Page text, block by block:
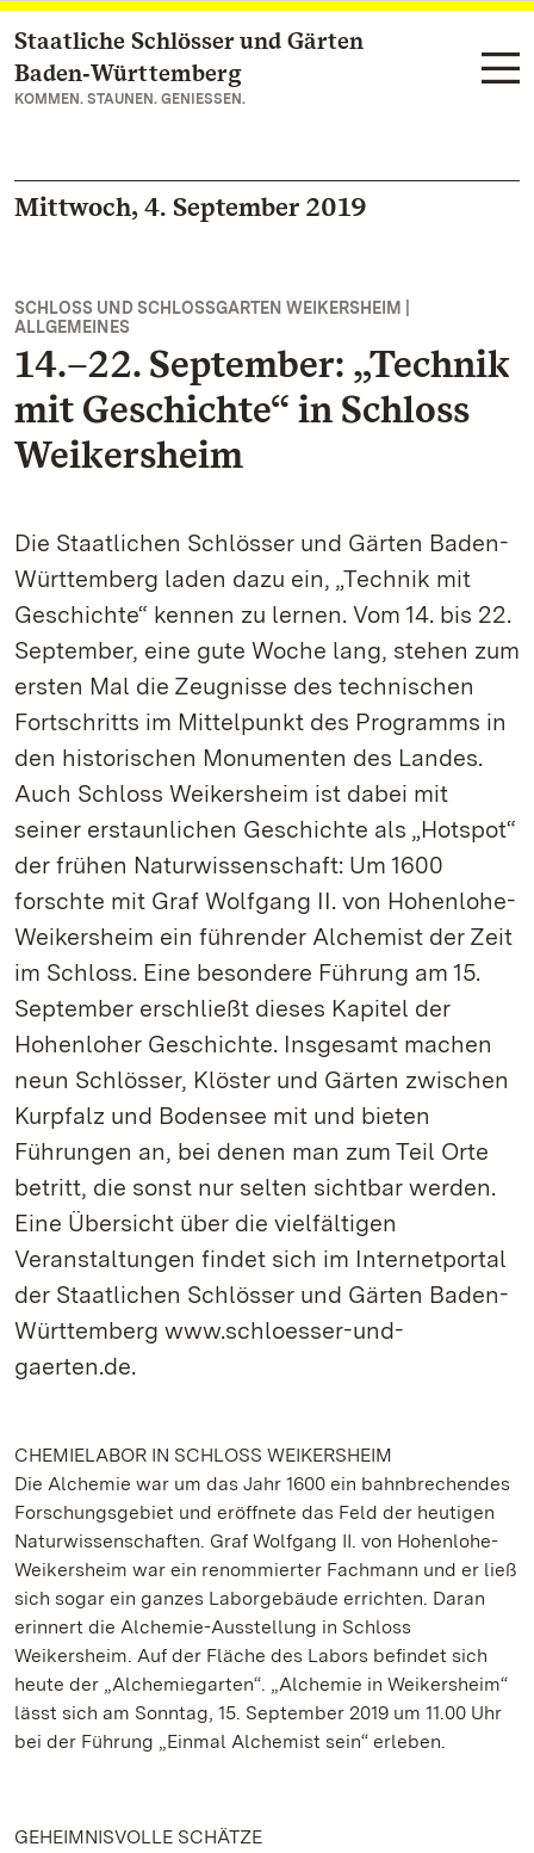
Zum Hauptinhalt springen
Staatliche Schlösser und Gärten
Baden‑Württemberg
KOMMEN. STAUNEN. GENIESSEN.
Mittwoch, 4. September 2019
SCHLOSS UND SCHLOSSGARTEN WEIKERSHEIM |
ALLGEMEINES
14.–22. September: „Technik
mit Geschichte“ in Schloss
Weikersheim
Die Staatlichen Schlösser und Gärten Baden-
Württemberg laden dazu ein, „Technik mit
Geschichte“ kennen zu lernen. Vom 14. bis 22.
September, eine gute Woche lang, stehen zum
ersten Mal die Zeugnisse des technischen
Fortschritts im Mittelpunkt des Programms in
den historischen Monumenten des Landes.
Auch Schloss Weikersheim ist dabei mit
seiner erstaunlichen Geschichte als „Hotspot“
der frühen Naturwissenschaft: Um 1600
forschte mit Graf Wolfgang II. von Hohenlohe-
Weikersheim ein führender Alchemist der Zeit
im Schloss. Eine besondere Führung am 15.
September erschließt dieses Kapitel der
Hohenloher Geschichte. Insgesamt machen
neun Schlösser, Klöster und Gärten zwischen
Kurpfalz und Bodensee mit und bieten
Führungen an, bei denen man zum Teil Orte
betritt, die sonst nur selten sichtbar werden.
Eine Übersicht über die vielfältigen
Veranstaltungen findet sich im Internetportal
der Staatlichen Schlösser und Gärten Baden-
Württemberg www.schloesser-und-
gaerten.de.
CHEMIELABOR IN SCHLOSS WEIKERSHEIM
Die Alchemie war um das Jahr 1600 ein bahnbrechendes
Forschungsgebiet und eröffnete das Feld der heutigen
Naturwissenschaften. Graf Wolfgang II. von Hohenlohe-
Weikersheim war ein renommierter Fachmann und er ließ
sich sogar ein ganzes Laborgebäude errichten. Daran
erinnert die Alchemie-Ausstellung in Schloss
Weikersheim. Auf der Fläche des Labors befindet sich
heute der „Alchemiegarten“. „Alchemie in Weikersheim“
lässt sich am Sonntag, 15. September 2019 um 11.00 Uhr
bei der Führung „Einmal Alchemist sein“ erleben.
GEHEIMNISVOLLE SCHÄTZE